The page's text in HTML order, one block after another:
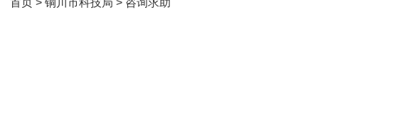
首页 > 铜川市科技局 > 咨询求助